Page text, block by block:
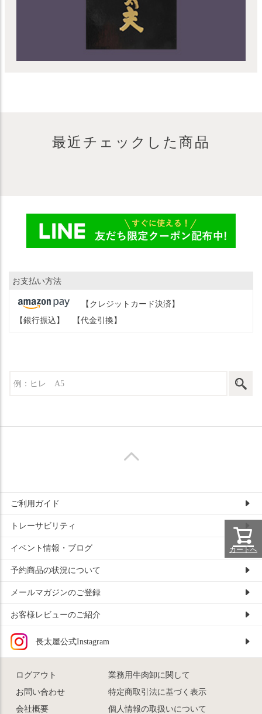
カートへ
最近チェックした商品
お支払い方法
【クレジットカード決済】
【銀行振込】
【代金引換】
ご利用ガイド
トレーサビリティ
イベント情報・ブログ
予約商品の状況について
メールマガジンのご登録
お客様レビューのご紹介
長太屋公式Instagram
ログアウト
業務用牛肉卸に関して
お問い合わせ
特定商取引法に基づく表示
会社概要
個人情報の取扱いについて